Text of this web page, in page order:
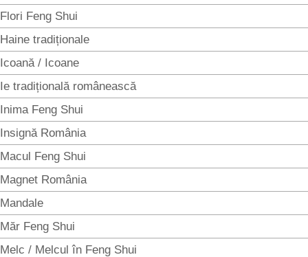
Flori Feng Shui
Haine tradiționale
Icoană / Icoane
Ie tradițională românească
Inima Feng Shui
Insignă România
Macul Feng Shui
Magnet România
Mandale
Măr Feng Shui
Melc / Melcul în Feng Shui